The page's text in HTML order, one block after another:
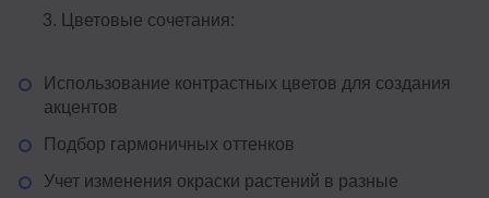
Цветовые сочетания:
Использование контрастных цветов для создания
акцентов
Подбор гармоничных оттенков
Учет изменения окраски растений в разные